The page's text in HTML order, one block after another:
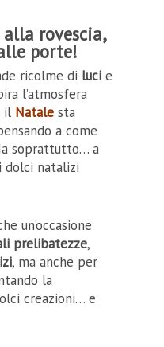
rovescia,
porte!
ricolme di luci e
l’atmosfera
il Natale sta
a come
soprattutto… a
dolci natalizi
un’occasione
prelibatezze,
, ma anche per
la
creazioni… e